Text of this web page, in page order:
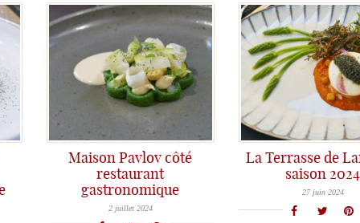
Maison Pavlov côté
restaurant
gastronomique
Nouveau dîner à la Maison Pavlov, cet écrin de luxe au Bouscat aux portes de Bordeaux. Belle découverte des assiettes élégantes et goûteuses de la Cheffe Rosie Maillard, joliment twistées par une belle créativité.
2 juillet 2024
La Terrasse de
saison 2024
La Terrasse du Château Lafaurie Peyraguey est ouverte pour cette nouvelle saison estivale. Un menu attractif à 39€ et un choix de plats à la carte à déguster
27 juin 2024